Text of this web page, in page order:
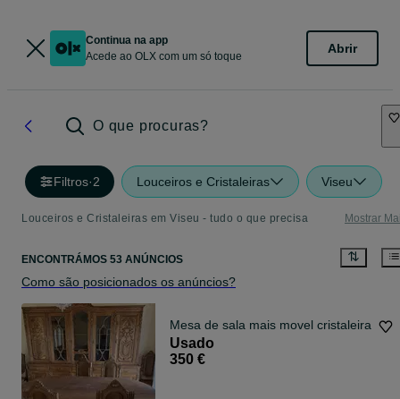
Continua na app
Acede ao OLX com um só toque
Abrir
O que procuras?
Filtros·2 Louceiros e Cristaleiras Viseu
Louceiros e Cristaleiras em Viseu - tudo o que precisa Mostrar
ENCONTRÁMOS 53 ANÚNCIOS
Como são posicionados os anúncios?
Mesa de sala mais movel cristaleira
Usado
350 €